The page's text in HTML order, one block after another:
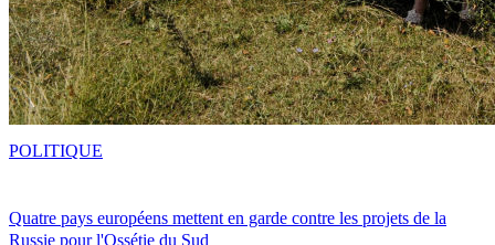
Quatre pays européens mettent en garde contre les projets de la
Russie pour l'Ossétie du Sud
POLITIQUE